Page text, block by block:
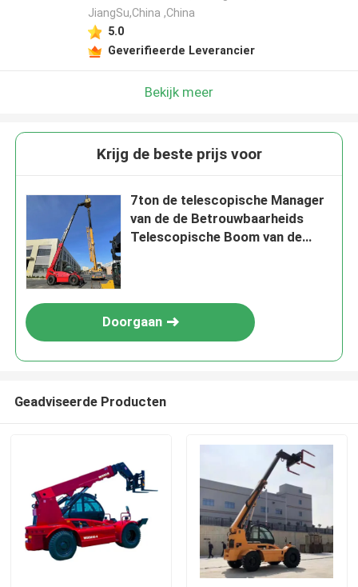
JiangSu,China ,China
5.0
Geverifieerde Leverancier
Bekijk meer
Krijg de beste prijs voor
7ton de telescopische Manager
van de de Betrouwbaarheids
Telescopische Boom van de
Doorgaan
Geadviseerde Producten